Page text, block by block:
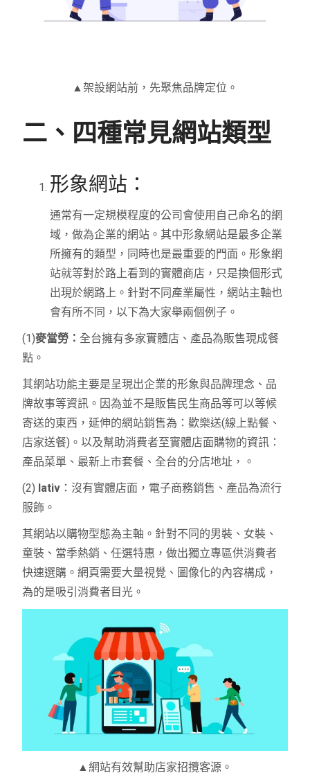
▲架設網站前，先聚焦品牌定位。
二、四種常見網站類型
形象網站：
通常有一定規模程度的公司會使用自己命名的網
域，做為企業的網站。其中形象網站是最多企業
所擁有的類型，同時也是最重要的門面。形象網
站就等對於路上看到的實體商店，只是換個形式
出現於網路上。針對不同產業屬性，網站主軸也
會有所不同，以下為大家舉兩個例子。
(1)麥當勞：全台擁有多家實體店、產品為販售現成餐
點。
其網站功能主要是呈現出企業的形象與品牌理念、品
牌故事等資訊。因為並不是販售民生商品等可以等候
寄送的東西，延伸的網站銷售為：歡樂送(線上點餐、
店家送餐)。以及幫助消費者至實體店面購物的資訊：
產品菜單、最新上市套餐、全台的分店地址，。
(2) lativ ：沒有實體店面，電子商務銷售、產品為流行
服飾。
其網站以購物型態為主軸。針對不同的男裝、女裝、
童裝、當季熱銷、任選特惠，做出獨立專區供消費者
快速選購。網頁需要大量視覺、圖像化的內容構成，
為的是吸引消費者目光。
▲網站有效幫助店家招攬客源。